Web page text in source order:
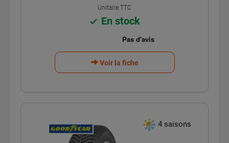
Unitaire TTC
En stock
Voir la fiche
4 saisons